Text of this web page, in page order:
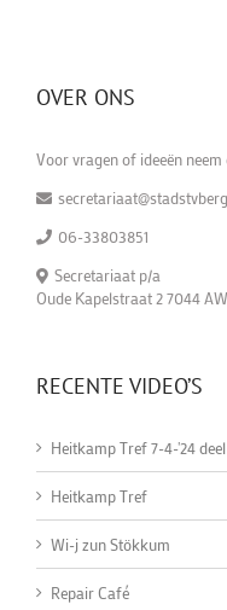
OVER ONS
Voor vragen of ideeën
06-33803851
Secretariaat p/a
Oude Kapelstraat 2 7044 AW
RECENTE VIDEO’S
Heitkamp Tref 7-4-'24
Heitkamp Tref
Wi-j zun Stökkum
Repair Café